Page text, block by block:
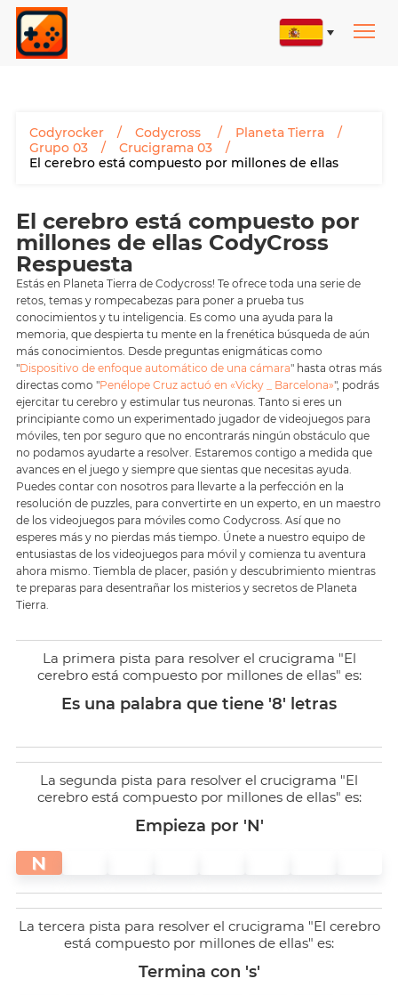
Codyrocker Codycross
Planeta Tierra
Grupo 03
Crucigrama 03
El cerebro está compuesto por millones de ellas
El cerebro está compuesto por
millones de ellas CodyCross
Respuesta
Estás en Planeta Tierra de Codycross! Te ofrece toda una serie de
retos, temas y rompecabezas para poner a prueba tus
conocimientos y tu inteligencia. Es como una ayuda para la
memoria, que despierta tu mente en la frenética búsqueda de aún
más conocimientos. Desde preguntas enigmáticas como
"Dispositivo de enfoque automático de una cámara" hasta otras más
directas como "Penélope Cruz actuó en «Vicky _ Barcelona»", podrás
ejercitar tu cerebro y estimular tus neuronas. Tanto si eres un
principiante como un experimentado jugador de videojuegos para
móviles, ten por seguro que no encontrarás ningún obstáculo que
no podamos ayudarte a resolver. Estaremos contigo a medida que
avances en el juego y siempre que sientas que necesitas ayuda.
Puedes contar con nosotros para llevarte a la perfección en la
resolución de puzzles, para convertirte en un experto, en un maestro
de los videojuegos para móviles como Codycross. Así que no
esperes más y no pierdas más tiempo. Únete a nuestro equipo de
entusiastas de los videojuegos para móvil y comienza tu aventura
ahora mismo. Tiembla de placer, pasión y descubrimiento mientras
te preparas para desentrañar los misterios y secretos de Planeta
Tierra.
La primera pista para resolver el crucigrama "El
cerebro está compuesto por millones de ellas" es:
Es una palabra que tiene '8' letras
La segunda pista para resolver el crucigrama "El
cerebro está compuesto por millones de ellas" es:
Empieza por 'N'
N
La tercera pista para resolver el crucigrama "El cerebro
está compuesto por millones de ellas" es:
Termina con 's'